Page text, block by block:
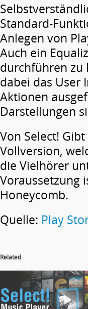
Standard-
Anlegen von
Auch ein
durchführen zu
dabei das User
Aktionen
Darstellungen
Von Select!
Vollversion,
die Vielhörer
Voraussetzung
Honeycomb.
Quelle: Play
Related